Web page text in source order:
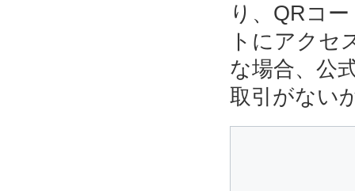
り、QRコ
トにアクセ
な場合、公
取引がない